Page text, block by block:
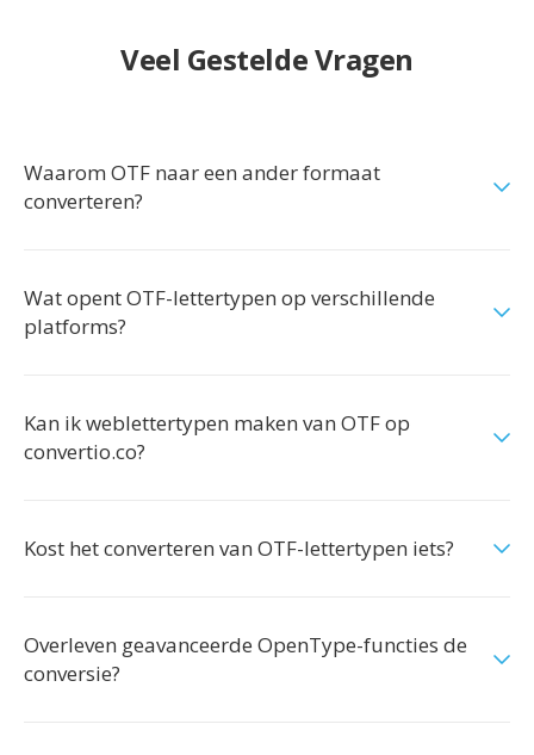
Veel Gestelde Vragen
Waarom OTF naar een ander formaat
converteren?
Wat opent OTF-lettertypen op verschillende
platforms?
Kan ik weblettertypen maken van OTF op
convertio.co?
Kost het converteren van OTF-lettertypen iets?
Overleven geavanceerde OpenType-functies de
conversie?